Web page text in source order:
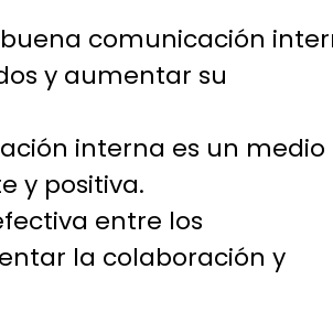
comunicación
y aumentar su
interna es un medio
y positiva.
entre los
la colaboración y